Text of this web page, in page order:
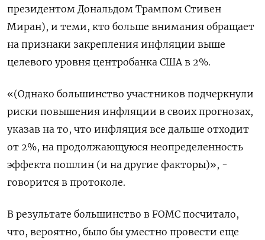
президентом Дональдом Трампом Стивен
Миран), и теми, кто больше внимания обращает
на признаки закрепления инфляции выше
целевого уровня центробанка США в 2%.
«(Однако большинство участников подчеркнули
риски повышения инфляции в своих прогнозах,
указав на то, что инфляция все дальше отходит
от 2%, на продолжающуюся неопределенность
эффекта пошлин (и на другие факторы)», -
говорится в протоколе.
В результате большинство в FOMC посчитало,
что, вероятно, было бы уместно провести еще